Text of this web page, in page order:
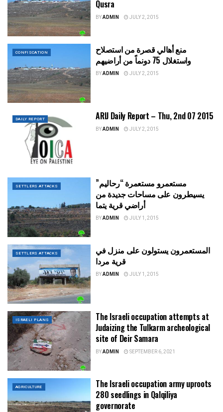
Qusra
BYADMIN JULY 2, 2015
CONFISCATION
منع أهالي قصرة من استصلاح
واستغلال 75 دونماً من أراضيهم
BYADMIN JULY 2, 2015
DAILY REPORT ARIJ Daily Report – Thu, 2nd 07 2015
BYADMIN JULY 2, 2015
SETTLERS ATTACKS
مستعمرو مستعمرة “رحاليم”
يسيطرون على مساحات جديدة من
أراضي قرية يتما
BYADMIN JULY 1, 2015
SETTLERS ATTACKS
المستعمرون يستولون على منزل في
قرية مردا
BYADMIN JULY 1, 2015
ISRAELI PLANS
The Israeli occupation attempts at
Judaizing the Tulkarm archeological
site of Deir Samara
BYADMIN SEPTEMBER 6, 2021
AGRICULTURE
The Israeli occupation army uproots
280 seedlings in Qalqiliya
governorate